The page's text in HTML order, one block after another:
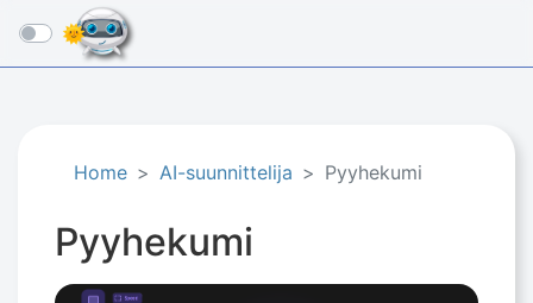
☰
Home AI-suunnittelija Pyyhekumi
Pyyhekumi